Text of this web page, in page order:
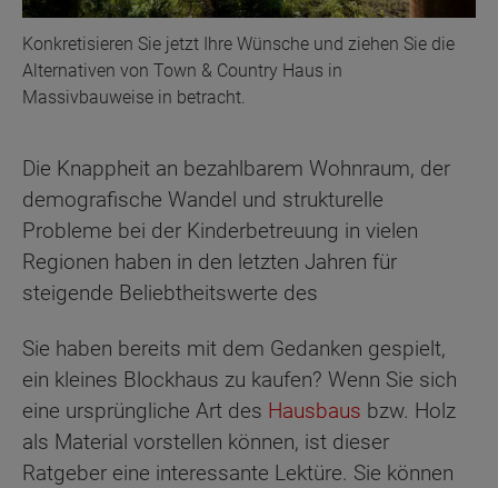
Konkretisieren Sie jetzt Ihre Wünsche und ziehen Sie die
Alternativen von Town & Country Haus in
Massivbauweise in betracht.
Die Knappheit an bezahlbarem Wohnraum, der
demografische Wandel und strukturelle
Probleme bei der Kinderbetreuung in vielen
Regionen haben in den letzten Jahren für
steigende Beliebtheitswerte des
Sie haben bereits mit dem Gedanken gespielt,
ein kleines Blockhaus zu kaufen? Wenn Sie sich
eine ursprüngliche Art des Hausbaus bzw. Holz
als Material vorstellen können, ist dieser
Ratgeber eine interessante Lektüre. Sie können